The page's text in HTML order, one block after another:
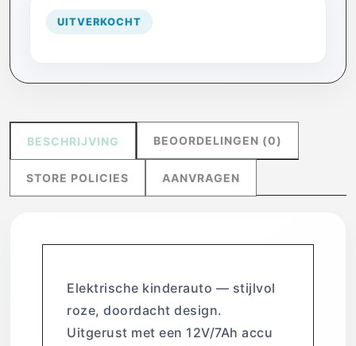
UITVERKOCHT
BESCHRIJVING BEOORDELINGEN (0)
STORE POLICIES AANVRAGEN
Elektrische kinderauto — stijlvol
roze, doordacht design.
Uitgerust met een 12V/7Ah accu